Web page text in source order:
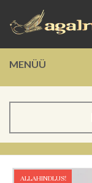
MENÜÜ
ALLAHINDLUS!